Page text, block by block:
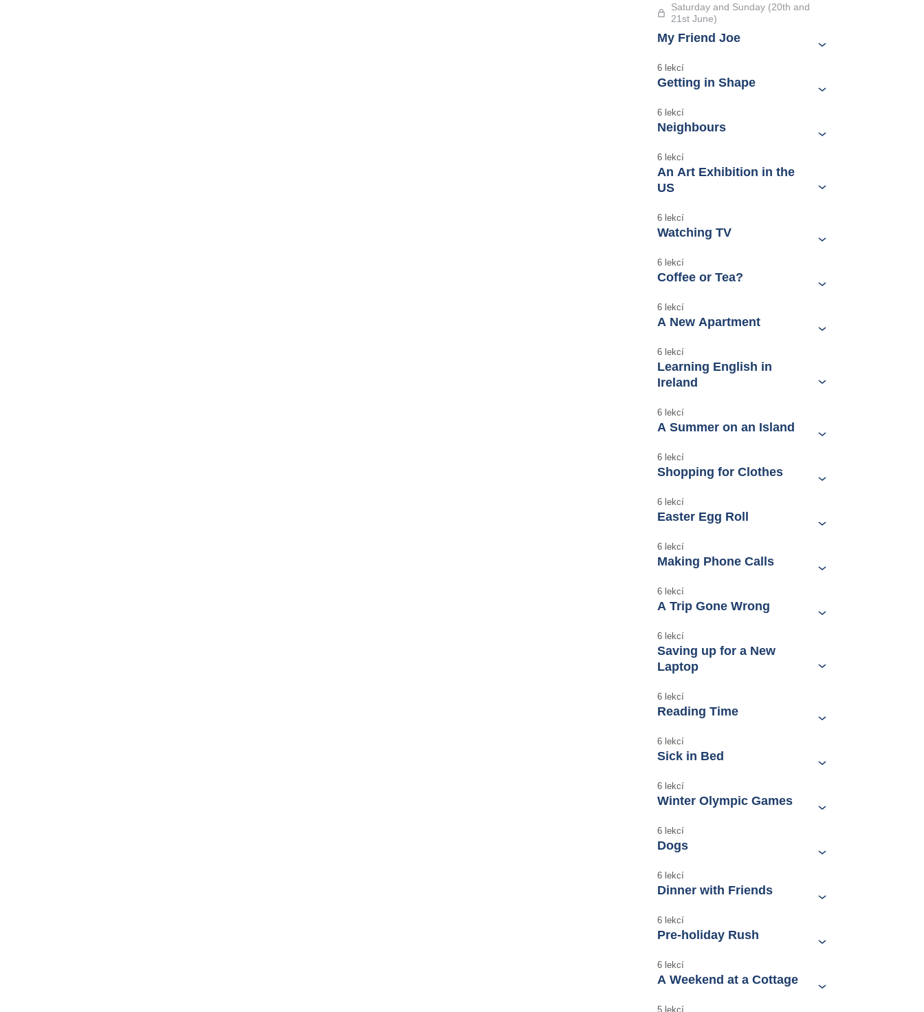
Saturday and Sunday (20th and
21st June)
My Friend Joe
6 lekcí
Getting in Shape
6 lekcí
Neighbours
6 lekcí
An Art Exhibition in the
US
6 lekcí
Watching TV
6 lekcí
Coffee or Tea?
6 lekcí
A New Apartment
6 lekcí
Learning English in
Ireland
6 lekcí
A Summer on an Island
6 lekcí
Shopping for Clothes
6 lekcí
Easter Egg Roll
6 lekcí
Making Phone Calls
6 lekcí
A Trip Gone Wrong
6 lekcí
Saving up for a New
Laptop
6 lekcí
Reading Time
6 lekcí
Sick in Bed
6 lekcí
Winter Olympic Games
6 lekcí
Dogs
6 lekcí
Dinner with Friends
6 lekcí
Pre-holiday Rush
6 lekcí
A Weekend at a Cottage
5 lekcí